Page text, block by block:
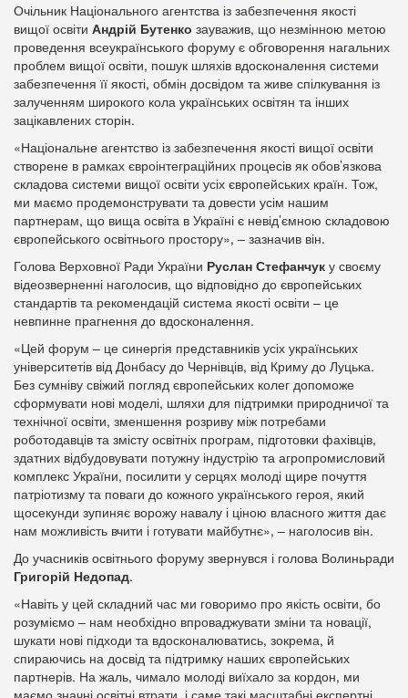
Очільник Національного агентства із забезпечення якості
вищої освіти Андрій Бутенко зауважив, що незмінною метою
проведення всеукраїнського форуму є обговорення нагальних
проблем вищої освіти, пошук шляхів вдосконалення системи
забезпечення її якості, обмін досвідом та живе спілкування із
залученням широкого кола українських освітян та інших
зацікавлених сторін.
«Національне агентство із забезпечення якості вищої освіти
створене в рамках євроінтеграційних процесів як обов’язкова
складова системи вищої освіти усіх європейських країн. Тож,
ми маємо продемонструвати та довести усім нашим
партнерам, що вища освіта в Україні є невід’ємною складовою
європейського освітнього простору», – зазначив він.
Голова Верховної Ради України Руслан Стефанчук у своєму
відеозверненні наголосив, що відповідно до європейських
стандартів та рекомендацій система якості освіти – це
невпинне прагнення до вдосконалення.
«Цей форум – це синергія представників усіх українських
університетів від Донбасу до Чернівців, від Криму до Луцька.
Без сумніву свіжий погляд європейських колег допоможе
сформувати нові моделі, шляхи для підтримки природничої та
технічної освіти, зменшення розриву між потребами
роботодавців та змісту освітніх програм, підготовки фахівців,
здатних відбудовувати потужну індустрію та агропромисловий
комплекс України, посилити у серцях молоді щире почуття
патріотизму та поваги до кожного українського героя, який
щосекунди зупиняє ворожу навалу і ціною власного життя дає
нам можливість вчити і готувати майбутнє», – наголосив він.
До учасників освітнього форуму звернувся і голова Волиньради
Григорій Недопад.
«Навіть у цей складний час ми говоримо про якість освіти, бо
розуміємо – нам необхідно впроваджувати зміни та новації,
шукати нові підходи та вдосконалюватись, зокрема, й
спираючись на досвід та підтримку наших європейських
партнерів. На жаль, чимало молоді виїхало за кордон, ми
маємо значні освітні втрати, і саме такі масштабні експертні